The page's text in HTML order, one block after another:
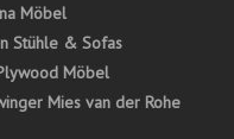
Möbel
Stühle & Sofas
Möbel
Mies van der Rohe